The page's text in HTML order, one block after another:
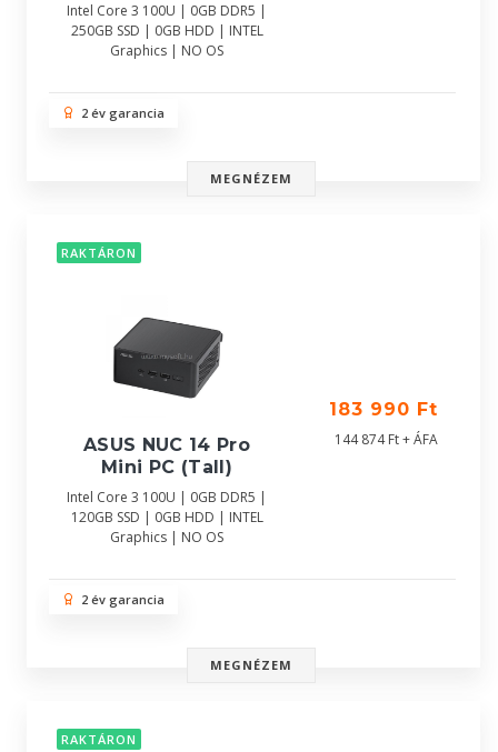
Intel Core 3 100U | 0GB DDR5 |
250GB SSD | 0GB HDD | INTEL
Graphics | NO OS
2 év garancia
MEGNÉZEM
RAKTÁRON
ASUS NUC 14 Pro
Mini PC (Tall)
Intel Core 3 100U | 0GB DDR5 |
120GB SSD | 0GB HDD | INTEL
Graphics | NO OS
183 990 Ft
144 874 Ft + ÁFA
2 év garancia
MEGNÉZEM
RAKTÁRON